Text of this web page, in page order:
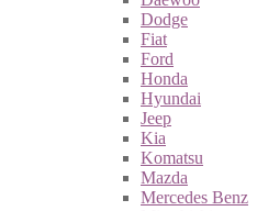
Dodge
Fiat
Ford
Honda
Hyundai
Jeep
Kia
Komatsu
Mazda
Mercedes Benz